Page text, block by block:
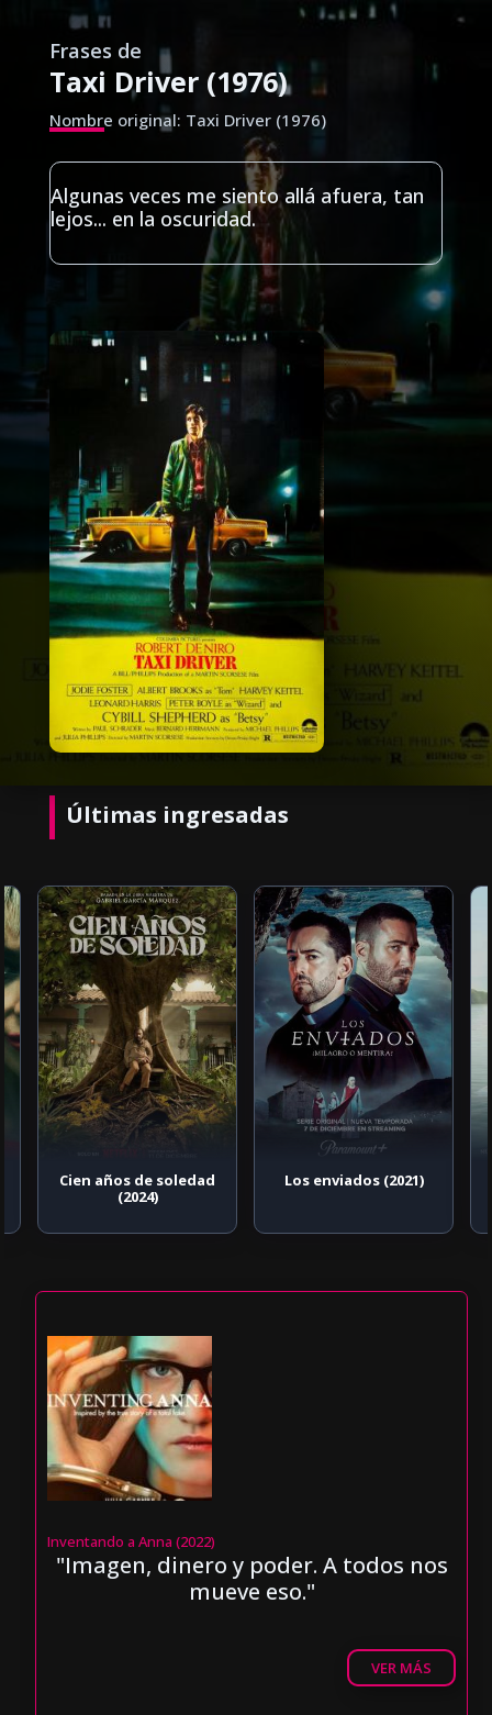
Frases de
Taxi Driver (1976)
Nombre original: Taxi Driver (1976)
Algunas veces me siento allá afuera, tan
lejos... en la oscuridad.
Últimas ingresadas
Cien años de soledad
(2024)
Los enviados (2021)
Inventando a Anna (2022)
"Imagen, dinero y poder. A todos nos
mueve eso."
VER MÁS